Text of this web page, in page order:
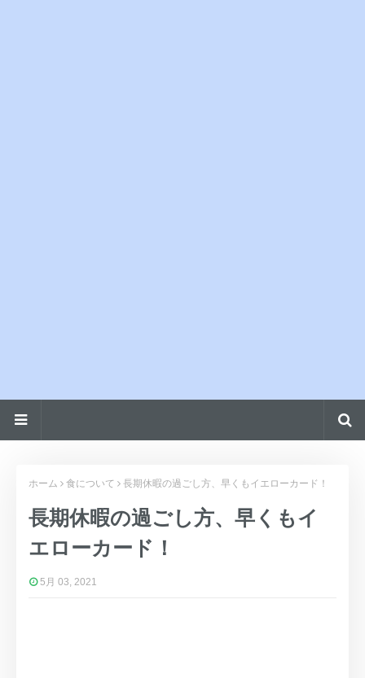
ホーム 食について 長期休暇の過ごし方、早くもイエローカード！
長期休暇の過ごし方、早くもイ
エローカード！
5月 03, 2021